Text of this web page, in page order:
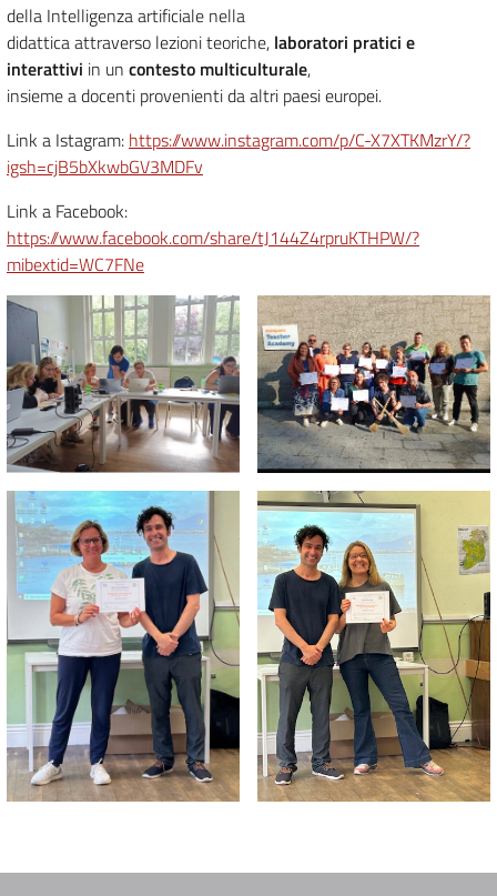
della Intelligenza artificiale nella
didattica attraverso lezioni teoriche, laboratori pratici e
interattivi in un contesto multiculturale,
insieme a docenti provenienti da altri paesi europei.
Link a Istagram: https://www.instagram.com/p/C-X7XTKMzrY/?
igsh=cjB5bXkwbGV3MDFv
Link a Facebook:
https://www.facebook.com/share/tJ144Z4rpruKTHPW/?
mibextid=WC7FNe